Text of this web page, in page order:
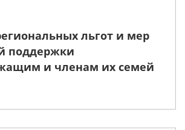
льгот и мер
поддержки
и членам их семей